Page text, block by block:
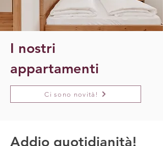
I nostri
appartamenti
Ci sono novità!
Addio quotidianità!